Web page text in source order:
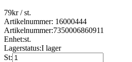
79kr/ st.
Artikelnummer: 16000444
Artikelnummer:7350006860911
Enhet:st.
Lagerstatus:I lager
St: